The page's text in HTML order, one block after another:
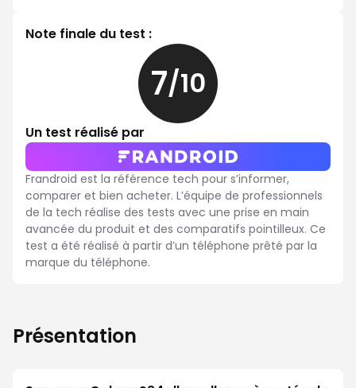
Note finale du test :
7/10
7
10
Un test réalisé par
Frandroid est la référence tech pour s’informer,
comparer et bien acheter. L’équipe de professionnels
de la tech réalise des tests avec une prise en main
avancée du produit et des comparatifs pointilleux. Ce
test a été réalisé à partir d’un téléphone prêté par la
marque du téléphone.
Présentation